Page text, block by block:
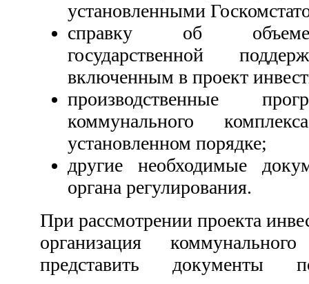
установленными
справку об объеме
государственной
включенным в проект
производственные
коммунального
установленном порядке;
другие необходимые
органа регулирования.
При рассмотрении проекта
организация
представить документы